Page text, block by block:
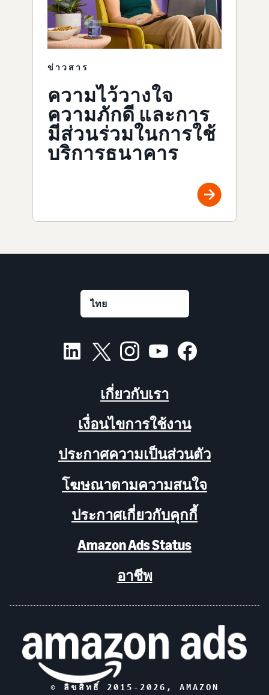
ข่าวสาร
ความไว้วางใจ
ความภักดี และการ
มีส่วนร่วมในการใช้
บริการธนาคาร
เกี่ยวกับเรา
เงื่อนไขการใช้งาน
ประกาศความเป็นส่วนตัว
โฆษณาตามความสนใจ
ประกาศเกี่ยวกับคุกกี้
Amazon Ads Status
อาชีพ
© ลิขสิทธิ์ 2015- 2026 , AMAZON